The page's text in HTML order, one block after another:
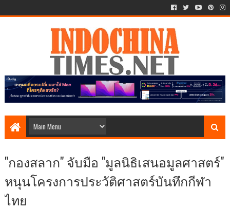
"กองสลาก" จับมือ "มูลนิธิเสนอมูลศาสตร์"
หนุนโครงการประวัติศาสตร์บันทึกกีฬา
ไทย